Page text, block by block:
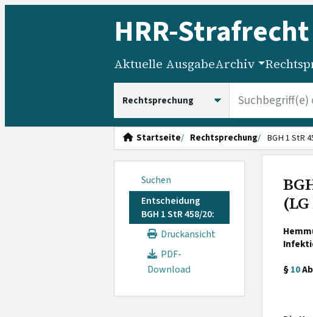
HRR-Strafrecht
Aktuelle AusgabeArchiv
Startseite Rechtsprechung BGH 1 StR
Suchen
Entscheidung
BGH 1 StR 458/20:
Druckansicht
PDF-
Download
§10